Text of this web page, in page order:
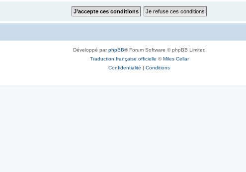
Développé parphpBB® Forum Software © phpBB Limited
Traduction française officielle ©Miles Cellar
Confidentialité | Conditions